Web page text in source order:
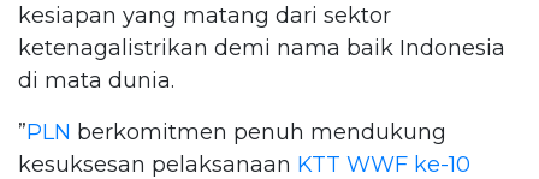
kesiapan yang matang dari sektor
ketenagalistrikan demi nama baik Indonesia
di mata dunia.
”PLN berkomitmen penuh mendukung
kesuksesan pelaksanaan KTT WWF ke-10